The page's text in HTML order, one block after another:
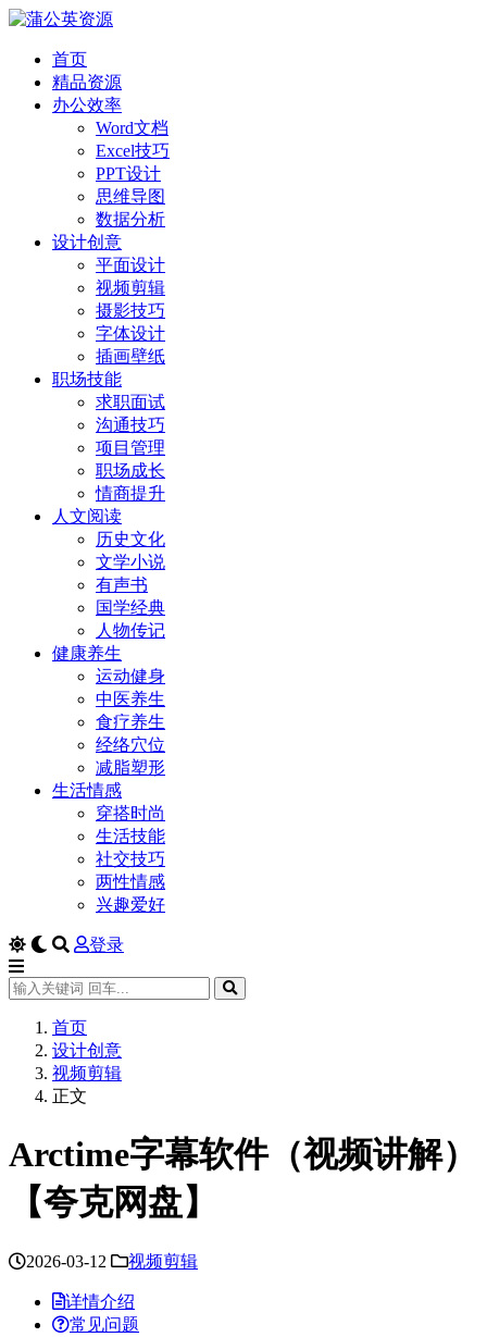
首页
精品资源
办公效率
Word文档
Excel技巧
PPT设计
思维导图
数据分析
设计创意
平面设计
视频剪辑
摄影技巧
字体设计
插画壁纸
职场技能
求职面试
沟通技巧
项目管理
职场成长
情商提升
人文阅读
历史文化
文学小说
有声书
国学经典
人物传记
健康养生
运动健身
中医养生
食疗养生
经络穴位
减脂塑形
生活情感
穿搭时尚
生活技能
社交技巧
两性情感
兴趣爱好
登录
首页
设计创意
视频剪辑
正文
Arctime字幕软件（视频讲解）
【夸克网盘】
2026-03-12 视频剪辑
详情介绍
常见问题